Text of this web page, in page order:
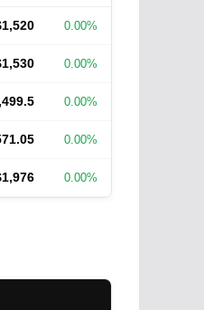
0.00%
0.00%
0.00%
0.00%
0.00%